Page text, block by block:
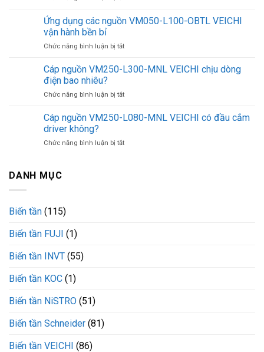
của
VM400-
MNL
kế
áp
9013FRG2J99
gì
biệt
Ứng dụng các nguồn VM050-L100-OBTL VEICHI
vận hành bền bỉ
Chức năng bình luận bị tắtở
dụng
VM050-
OBTL
hành
Cáp nguồn VM250-L300-MNL VEICHI chịu dòng
điện bao nhiêu?
Chức năng bình luận bị tắtở
nguồn
MNL
Cáp nguồn VM250-L080-MNL VEICHI có đầu cắm
driver không?
Chức năng bình luận bị tắtở
DANH MỤC
Biến tần (115)
Biến tần FUJI (1)
Biến tần INVT (55)
Biến tần KOC (1)
Biến tần NiSTRO (51)
Biến tần Schneider (81)
Biến tần VEICHI (86)